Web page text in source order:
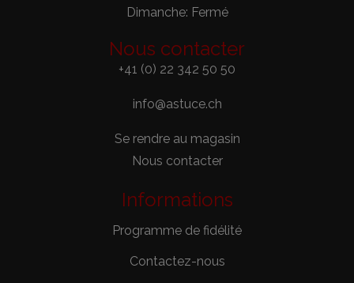
Dimanche: Fermé
Nous contacter
+41 (0) 22 342 50 50
info@astuce.ch
Se rendre au magasin
Nous contacter
Informations
Programme de fidélité
Contactez-nous